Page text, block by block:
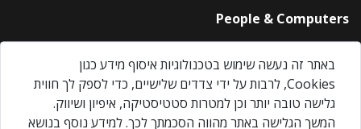
People & Computers
About Us
Privacy Policy
Contact Us
Our Events
באתר זה נעשה שימוש בטכנולוגיות איסוף מידע כגון
Cookies, לרבות על ידי צדדים שלישיים, כדי לספק לך חווית
גלישה טובה יותר וכן למטרות סטטיסטיקה, איפיון ושיווק.
המשך הגלישה באתר מהווה הסכמתך לכך. למידע נוסף בנושא